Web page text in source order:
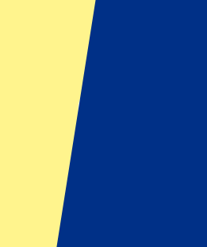
Jour 2: Oktoberfest
22 septembre 2024 à 12:00 • Munich,
Date confirmée
Cet événement est terminé
Cet événement est terminé
Cet événement est
Inscrivez-vous et recevez toujours